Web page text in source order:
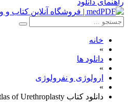
راهنمای دانلود
خانه
»
دانلود ها
»
ارولوژی و نفرولوژی
»
دانلود کتاب Surgical Atlas of Urethroplasty